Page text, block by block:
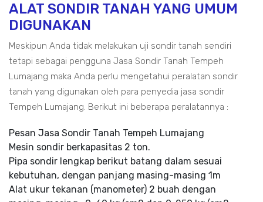
ALAT SONDIR TANAH YANG UMUM
DIGUNAKAN
Meskipun Anda tidak melakukan uji sondir tanah sendiri
tetapi sebagai pengguna Jasa Sondir Tanah Tempeh
Lumajang maka Anda perlu mengetahui peralatan sondir
tanah yang digunakan oleh para penyedia jasa sondir
Tempeh Lumajang. Berikut ini beberapa peralatannya :
Pesan Jasa Sondir Tanah Tempeh Lumajang
Mesin sondir berkapasitas 2 ton.
Pipa sondir lengkap berikut batang dalam sesuai
kebutuhan, dengan panjang masing-masing 1m
Alat ukur tekanan (manometer) 2 buah dengan